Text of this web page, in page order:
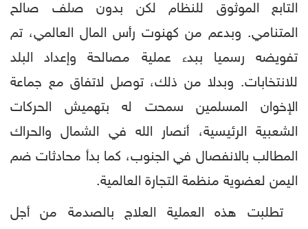
التابع الموثوق للنظام لكن بدون صلف صالح
المتنامي. وبدعم من كهنوت رأس المال العالمي، تم
تفويضه رسميا ببدء عملية مصالحة وإعداد البلد
للانتخابات. وبدلا من ذلك، توصل لاتفاق مع جماعة
الإخوان المسلمين سمحت له بتهميش الحركات
الشعبية الرئيسية، أنصار الله في الشمال والحراك
المطالب بالانفصال في الجنوب، كما بدأ محادثات ضم
اليمن لعضوية منظمة التجارة العالمية.
تطلبت هذه العملية العلاج بالصدمة من أجل